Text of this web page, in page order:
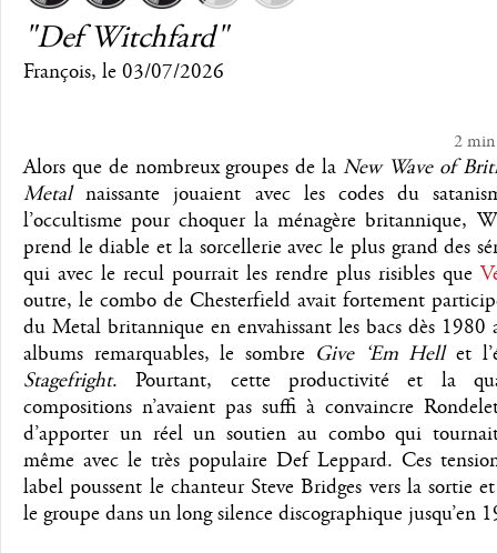
"Def Witchfard"
François, le 03/07/2026
2 min
Alors que de nombreux groupes de la New Wave of
Metalnaissante jouaient avec les codes du
l’occultisme pour choquer la ménagère britannique,
prend le diable et la sorcellerie avec le plus grand des
qui avec le recul pourrait les rendre plus risibles que
outre, le combo de Chesterfield avait fortement
du Metal britannique en envahissant les bacs dès 1980
albums remarquables, le sombre Give ‘Em Hellet
Stagefright. Pourtant, cette productivité et la
compositions n’avaient pas suffi à convaincre
d’apporter un réel un soutien au combo qui
même avec le très populaire Def Leppard. Ces
label poussent le chanteur Steve Bridges vers la sortie
le groupe dans un long silence discographique jusqu’en